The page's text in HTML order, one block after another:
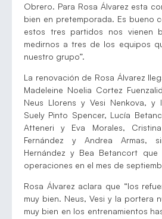
Obrero. Para Rosa Álvarez esta
bien en pretemporada. Es bueno
estos tres partidos nos vienen
medirnos a tres de los equipos
nuestro grupo”.
La renovación de Rosa Álvarez
Madeleine Noelia Cortez
Neus Llorens y Vesi Nenkova, y
Suely Pinto Spencer, Lucía
Atteneri y Eva Morales,
Fernández y Andrea Armas,
Hernández y Bea Betancort
operaciones en el mes de
Rosa Álvarez aclara que “los
muy bien. Neus, Vesi y la portera
muy bien en los entrenamientos